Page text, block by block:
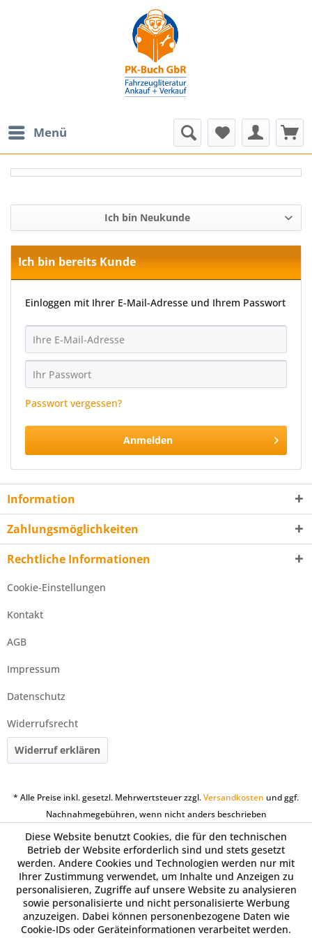
Menü
Ich bin Neukunde
Ich bin bereits Kunde
Einloggen mit Ihrer E-Mail-Adresse und Ihrem Passwort
Passwort vergessen?
Anmelden
Information
Zahlungsmöglichkeiten
Rechtliche Informationen
Cookie-Einstellungen
Kontakt
AGB
Impressum
Datenschutz
Widerrufsrecht
Widerruf erklären
* Alle Preise inkl. gesetzl. Mehrwertsteuer zzgl.Versandkosten und ggf.
Nachnahmegebühren, wenn nicht anders beschrieben
Diese Website benutzt Cookies, die für den technischen
Betrieb der Website erforderlich sind und stets gesetzt
werden. Andere Cookies und Technologien werden nur mit
Ihrer Zustimmung verwendet, um Inhalte und Anzeigen zu
personalisieren, Zugriffe auf unsere Website zu analysieren
sowie personalisierte und nicht personalisierte Werbung
anzuzeigen. Dabei können personenbezogene Daten wie
Cookie-IDs oder Geräteinformationen verarbeitet werden.